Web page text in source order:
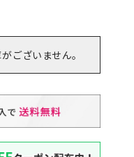
ございません。